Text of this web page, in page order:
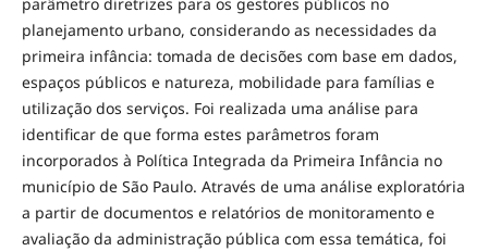
planejamento urbano, considerando as necessidades da
primeira infância: tomada de decisões com base em dados,
espaços públicos e natureza, mobilidade para famílias e
utilização dos serviços. Foi realizada uma análise para
identificar de que forma estes parâmetros foram
incorporados à Política Integrada da Primeira Infância no
município de São Paulo. Através de uma análise exploratória
a partir de documentos e relatórios de monitoramento e
avaliação da administração pública com essa temática, foi